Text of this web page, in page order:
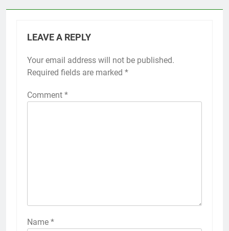
LEAVE A REPLY
Your email address will not be published.
Required fields are marked *
Comment *
Name *